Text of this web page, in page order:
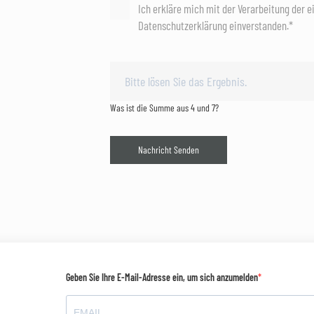
Ich erkläre mich mit der Verarbeitung der
Datenschutzerklärung einverstanden.*
Was ist die Summe aus 4 und 7?
Nachricht Senden
Geben Sie Ihre E-Mail-Adresse ein, um sich anzumelden